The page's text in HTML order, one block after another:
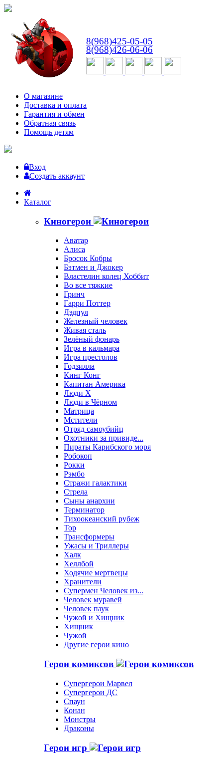
8(968)425-05-05
8(968)426-06-06
О магазине
Доставка и оплата
Гарантия и обмен
Обратная связь
Помощь детям
Вход
Создать аккаунт
Каталог
Киногерои
Аватар
Алиса
Бросок Кобры
Бэтмен и Джокер
Властелин колец Хоббит
Во все тяжкие
Гринч
Гарри Поттер
Дэдпул
Железный человек
Живая сталь
Зелёный фонарь
Игра в кальмара
Игра престолов
Годзилла
Кинг Конг
Капитан Америка
Люди X
Люди в Чёрном
Матрица
Мстители
Отряд самоубийц
Охотники за привиде...
Пираты Карибского моря
Робокоп
Рокки
Рэмбо
Стражи галактики
Стрела
Сыны анархии
Терминатор
Тихоокеанский рубеж
Тор
Трансформеры
Ужасы и Триллеры
Халк
Хеллбой
Ходячие мертвецы
Хранители
Супермен Человек из...
Человек муравей
Человек паук
Чужой и Хищник
Хищник
Чужой
Другие герои кино
Герои комиксов
Супергерои Марвел
Супергерои ДС
Спаун
Конан
Монстры
Драконы
Герои игр